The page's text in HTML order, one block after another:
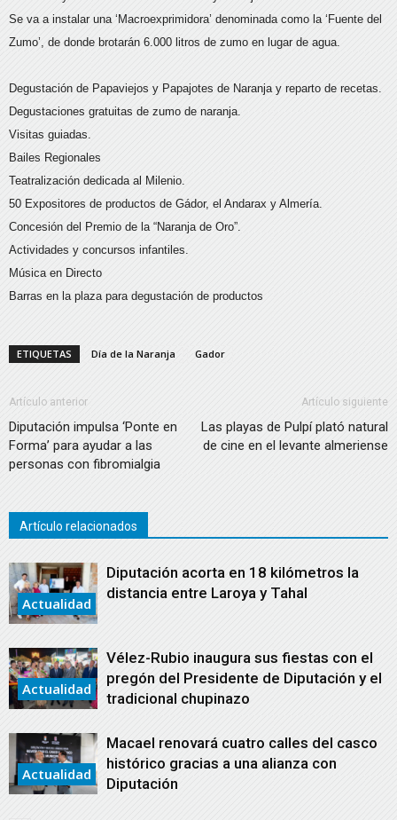
Se va a instalar una ‘Macroexprimidora’ denominada como la ‘Fuente del
Zumo’, de donde brotarán 6.000 litros de zumo en lugar de agua.
Degustación de Papaviejos y Papajotes de Naranja y reparto de recetas.
Degustaciones gratuitas de zumo de naranja.
Visitas guiadas.
Bailes Regionales
Teatralización dedicada al Milenio.
50 Expositores de productos de Gádor, el Andarax y Almería.
Concesión del Premio de la “Naranja de Oro”.
Actividades y concursos infantiles.
Música en Directo
Barras en la plaza para degustación de productos
ETIQUETAS Día de la Naranja Gador
Artículo anterior
Diputación impulsa ‘Ponte en
Forma’ para ayudar a las
personas con fibromialgia
Artículo siguiente
Las playas de Pulpí plató natural
de cine en el levante almeriense
Artículo relacionados
Actualidad
Diputación acorta en 18 kilómetros la
distancia entre Laroya y Tahal
Actualidad
Vélez-Rubio inaugura sus fiestas con el
pregón del Presidente de Diputación y el
tradicional chupinazo
Actualidad
Macael renovará cuatro calles del casco
histórico gracias a una alianza con
Diputación